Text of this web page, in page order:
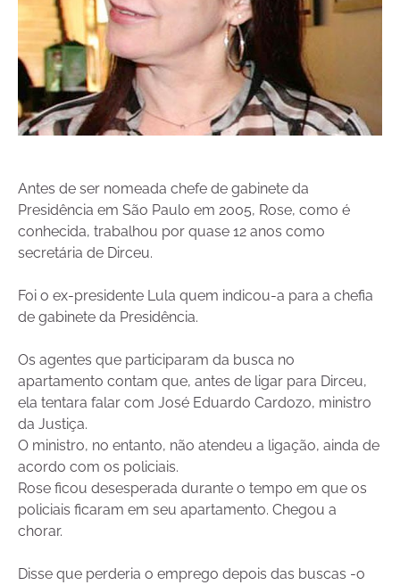
Antes de ser nomeada chefe de gabinete da
Presidência em São Paulo em 2005, Rose, como é
conhecida, trabalhou por quase 12 anos como
secretária de Dirceu.
Foi o ex-presidente Lula quem indicou-a para a chefia
de gabinete da Presidência.
Os agentes que participaram da busca no
apartamento contam que, antes de ligar para Dirceu,
ela tentara falar com José Eduardo Cardozo, ministro
da Justiça.
O ministro, no entanto, não atendeu a ligação, ainda de
acordo com os policiais.
Rose ficou desesperada durante o tempo em que os
policiais ficaram em seu apartamento. Chegou a
chorar.
Disse que perderia o emprego depois das buscas -o